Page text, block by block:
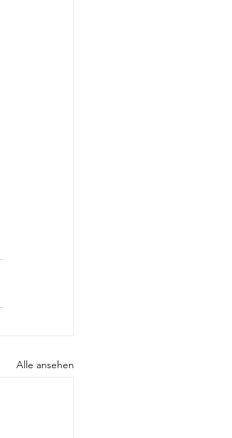
Alle ansehen